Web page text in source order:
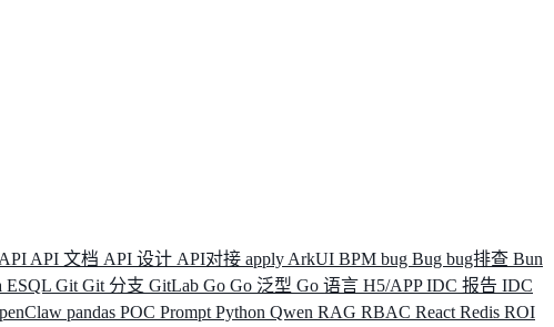
API API 文档 API 设计 API对接 apply ArkUI BPM bug Bug bug排查 Bun
ESQL Git Git 分支 GitLab Go Go 泛型 Go 语言 H5/APPIDC 报告 IDC
pandas POC Prompt Python Qwen RAG RBAC React Redis ROI